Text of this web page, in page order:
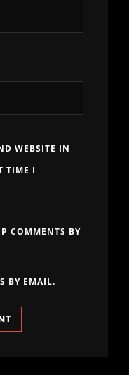
WEBSITE IN
TIME I
COMMENTS BY
BY EMAIL.